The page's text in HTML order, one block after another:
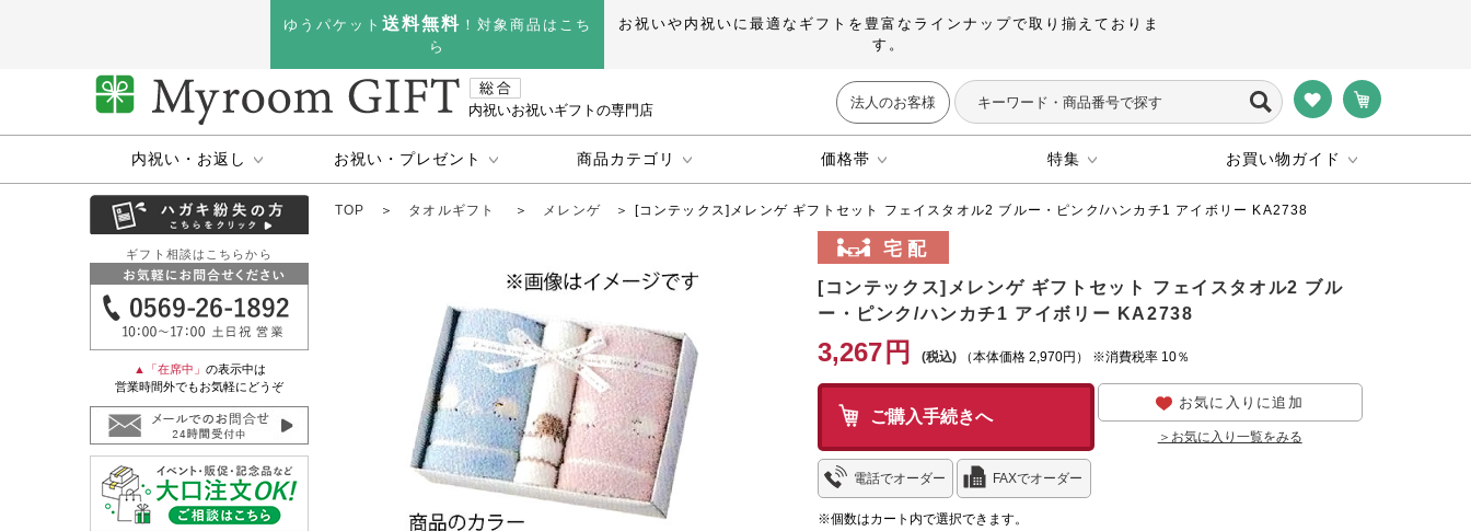
ゆうパケット 送料無料 ！対象商品はこち
ら
お祝いや内祝いに最適なギフトを豊富なラインナップで取り揃えておりま
す。
内祝いお祝いギフトの専門店
法人のお客様
内祝い・お返し お祝い・プレゼント 商品カテゴリ 価格帯 特集 お買い物ガイド
ギフト相談はこちらから
▲「在席中」 の表示中は
営業時間外でもお気軽にどうぞ
TOP ＞ タオルギフト ＞ メレンゲ ＞ [コンテックス]メレンゲ ギフトセット フェイスタオル2 ブルー・ピンク/ハンカチ1 アイボリー KA2738
[コンテックス]メレンゲ ギフトセット フェイスタオル2 ブル
ー・ピンク/ハンカチ1 アイボリー KA2738
3,267 円 （本体価格 2,970円） ※消費税率 10％
ご購入手続きへ
電話でオーダー FAXでオーダー
※個数はカート内で選択できます。
お気に入りに追加
＞お気に入り一覧をみる